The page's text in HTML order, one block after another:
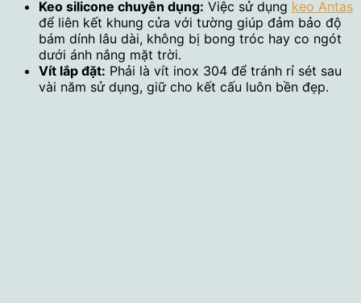
Keo silicone chuyên dụng: Việc sử dụng keo Antas
để liên kết khung cửa với tường giúp đảm bảo độ
bám dính lâu dài, không bị bong tróc hay co ngót
dưới ánh nắng mặt trời.
Vít lắp đặt: Phải là vít inox 304 để tránh rỉ sét sau
vài năm sử dụng, giữ cho kết cấu luôn bền đẹp.